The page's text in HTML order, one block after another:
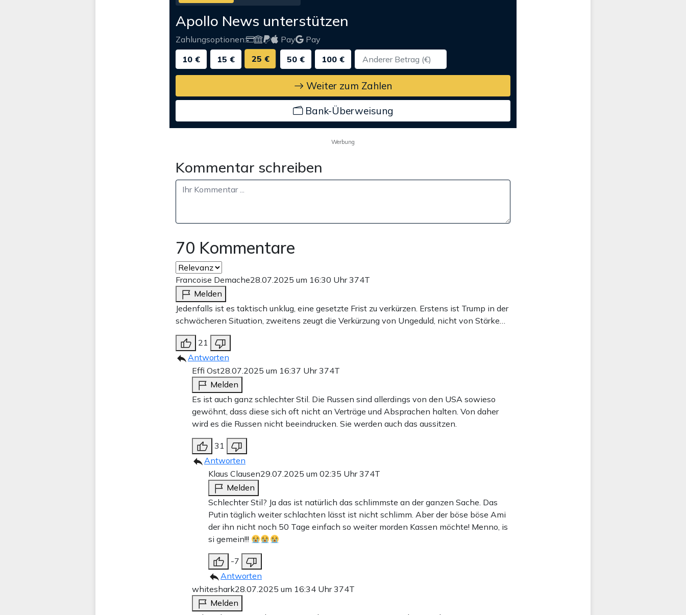
Apollo News unterstützen
Zahlungsoptionen: Pay
Pay
10 €
15 € 25 € 50 € 100 €
Weiter zum Zahlen
Bank-Überweisung
Werbung
Kommentar schreiben
70 Kommentare
Francoise Demache28.07.2025 um 16:30 Uhr374T
Melden
Jedenfalls ist es taktisch unklug, eine gesetzte Frist zu verkürzen. Erstens ist Trump in der
schwächeren Situation, zweitens zeugt die Verkürzung von Ungeduld, nicht von Stärke…
21
Antworten
Effi Ost28.07.2025 um 16:37 Uhr374T
Melden
Es ist auch ganz schlechter Stil. Die Russen sind allerdings von den USA sowieso
gewöhnt, dass diese sich oft nicht an Verträge und Absprachen halten. Von daher
wird es die Russen nicht beeindrucken. Sie werden auch das aussitzen.
31
Antworten
Klaus Clausen29.07.2025 um 02:35 Uhr374T
Melden
Schlechter Stil? Ja das ist natürlich das schlimmste an der ganzen Sache. Das
Putin täglich weiter schlachten lässt ist nicht schlimm. Aber der böse böse Ami
der ihn nicht noch 50 Tage einfach so weiter morden Kassen möchte! Menno, is
si gemein!!!
-7
Antworten
whiteshark28.07.2025 um 16:34 Uhr374T
Melden